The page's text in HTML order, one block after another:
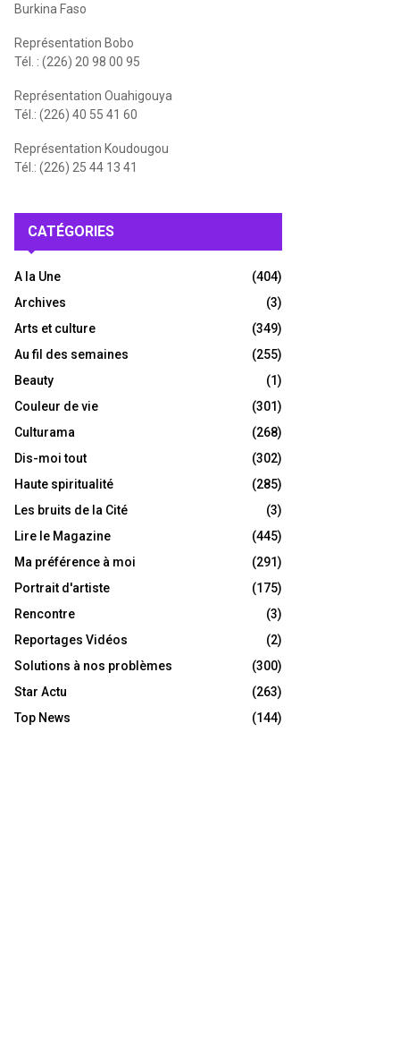
Burkina Faso
Représentation Bobo
Tél. : (226) 20 98 00 95
Représentation Ouahigouya
Tél.: (226) 40 55 41 60
Représentation Koudougou
Tél.: (226) 25 44 13 41
CATÉGORIES
A la Une
(404)
Archives
(3)
Arts et culture
(349)
Au fil des semaines
(255)
Beauty
(1)
Couleur de vie
(301)
Culturama
(268)
Dis-moi tout
(302)
Haute spiritualité
(285)
Les bruits de la Cité
(3)
Lire le Magazine
(445)
Ma préférence à moi
(291)
Portrait d'artiste
(175)
Rencontre
(3)
Reportages Vidéos
(2)
Solutions à nos problèmes
(300)
Star Actu
(263)
Top News
(144)